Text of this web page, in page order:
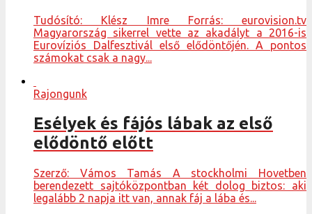
Tudósító: Klész Imre Forrás: eurovision.tv
Magyarország sikerrel vette az akadályt a 2016-is
Eurovíziós Dalfesztivál első elődöntőjén. A pontos
számokat csak a nagy...
Rajongunk
Esélyek és fájós lábak az első
elődöntő előtt
Szerző: Vámos Tamás A stockholmi Hovetben
berendezett sajtóközpontban két dolog biztos: aki
legalább 2 napja itt van, annak fáj a lába és...